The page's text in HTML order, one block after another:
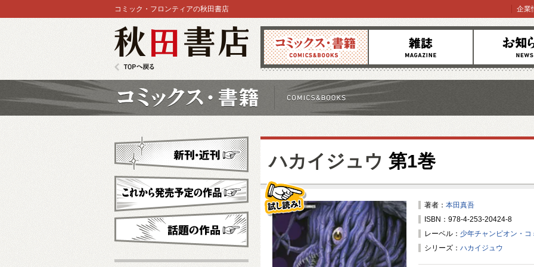
コミックス 雑誌 お知らせ
コミック・フロンティアの秋田書店 企業
ハカイジュウ 第1巻
著者： 本田真吾
ISBN：978-4-253-20424-8
レーベル： 少年チャンピオン・
シリーズ： ハカイジュウ
試し読み！
新刊・近刊
これから発売予定